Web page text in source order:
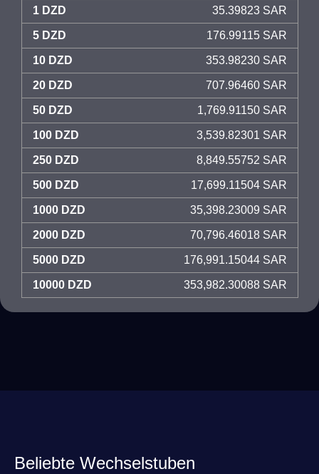
1 DZD 35.39823 SAR
5 DZD 176.99115 SAR
10 DZD 353.98230 SAR
20 DZD 707.96460 SAR
50 DZD 1,769.91150 SAR
100 DZD 3,539.82301 SAR
250 DZD 8,849.55752 SAR
500 DZD 17,699.11504 SAR
1000 DZD 35,398.23009 SAR
2000 DZD 70,796.46018 SAR
5000 DZD 176,991.15044 SAR
10000 DZD 353,982.30088 SAR
Beliebte Wechselstuben